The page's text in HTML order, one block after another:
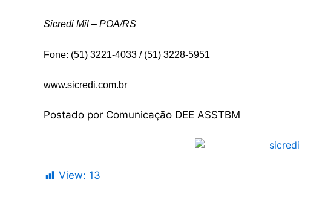
Sicredi Mil – POA/RS
Fone: (51) 3221-4033 / (51) 3228-5951
www.sicredi.com.br
Postado por Comunicação DEE ASSTBM
View: 13